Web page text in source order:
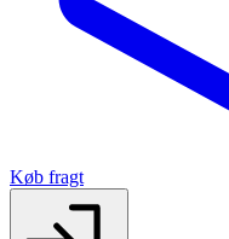
Køb fragt